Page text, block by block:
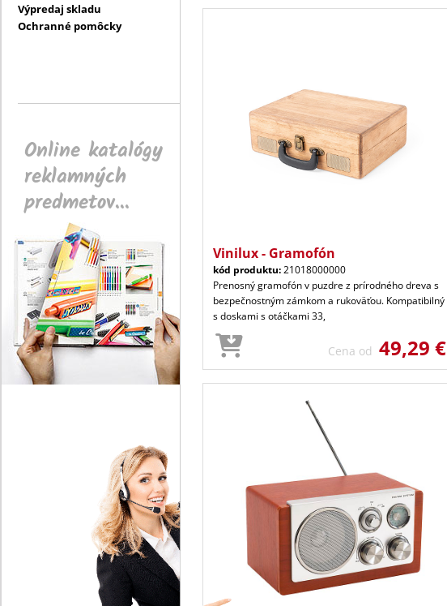
Výpredaj skladu
Ochranné pomôcky
Online katalógy
reklamných
predmetov...
Vinilux - Gramofón
kód produktu:21018000000
Prenosný gramofón v puzdre z prírodného dreva s
bezpečnostným zámkom a rukoväťou. Kompatibilný
s doskami s otáčkami 33,
Cena od 49,29 €